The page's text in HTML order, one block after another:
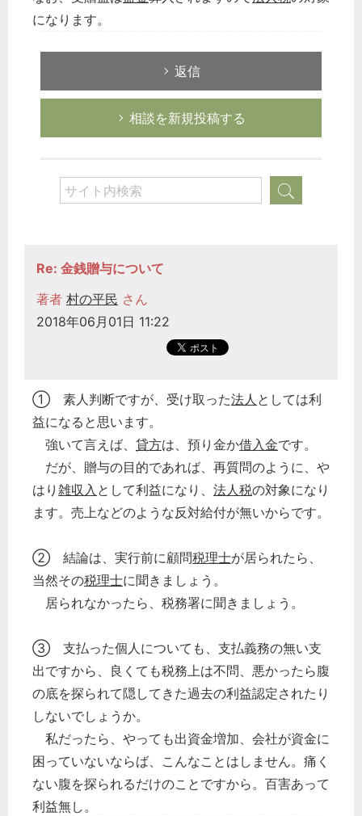
になります。
返信
相談を新規投稿する
Re: 金銭贈与について
著者 村の平民 さん
2018年06月01日 11:22
① 素人判断ですが、受け取った法人 としては利
益になると思います。
強いて言えば、 貸方は、預り金か借入金です。
だが、贈与の目的であれば、再質問のように、や
はり 雑収入 として利益になり、 法人税の対象になり
ます。売上などのような反対給付が無いからです。
② 結論は、実行前に顧問税理士が居られたら、
当然その税理士に聞きましょう。
居られなかったら、税務署に聞きましょう。
③ 支払った個人についても、支払義務の無い支
出ですから、良くても税務上は不問、悪かったら腹
の底を探られて隠してきた過去の利益認定されたり
しないでしょうか。
私だったら、やっても出資金増加、会社が資金に
困っていないならば、こんなことはしません。痛く
ない腹を探られるだけのことですから。百害あって
利益無し。